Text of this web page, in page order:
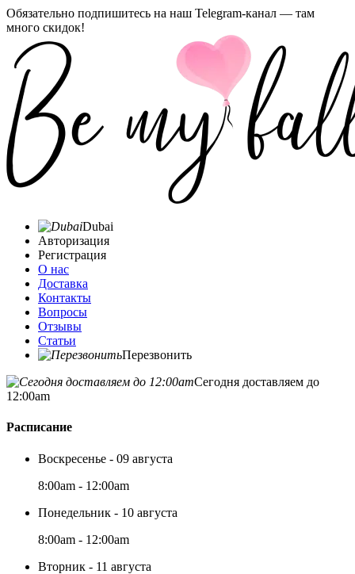
Обязательно подпишитесь на наш Telegram-канал — там
много скидок!
Dubai
Авторизация
Регистрация
О нас
Доставка
Контакты
Вопросы
Отзывы
Статьи
Перезвонить
Сегодня доставляем до
12:00am
Расписание
Воскресенье - 09 августа
8:00am - 12:00am
Понедельник - 10 августа
8:00am - 12:00am
Вторник - 11 августа